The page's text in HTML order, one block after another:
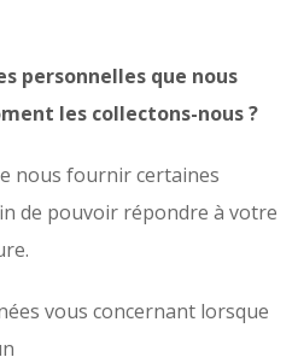
personnelles que nous
les collectons-nous ?
nous fournir certaines
de pouvoir répondre à votre
vous concernant lorsque